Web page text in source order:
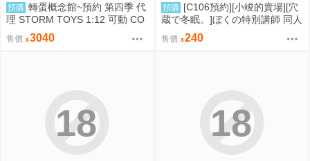
預購 轉蛋概念館~預約 第四季 代
理 STORM TOYS 1:12 可動 CO
BRA 眼鏡蛇 超商付款免訂金
售價 3040
預購 [C106預約][小竣的賣場][穴
蔵で冬眠。]ぼくの特別講師 同人
誌id=3056952
售價 240
18 18